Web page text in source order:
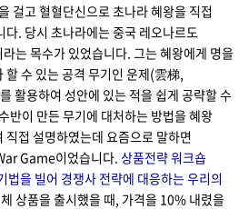
걸고 혈혈단신으로 초나라 혜왕을 직접
. 당시 초나라에는 중국 레오나르도
는 목수가 있었습니다. 그는 혜왕에게 명을
수 있는 공격 무기인 운제(雲梯,
활용하여 성안에 있는 적을 쉽게 공략할 수
반이 만든 무기에 대처하는 방법을 혜왕
접 설명하였는데 요즘으로 말하면
Game이었습니다. 상품전략 워크숍
을 빌어 경쟁사 전략에 대응하는 우리의
상품을 출시했을 때, 가격을 10% 내렸을